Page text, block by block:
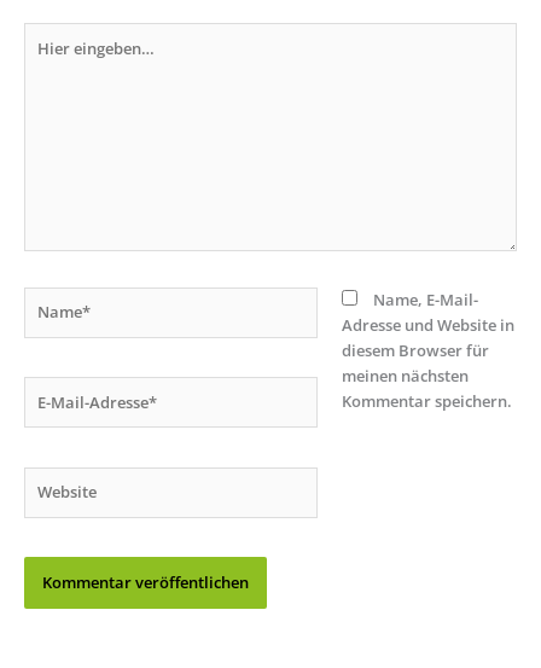
eingeben…
Mail-
Name, E-Mail-
Adresse und Website in
diesem Browser für
meinen nächsten
Kommentar speichern.